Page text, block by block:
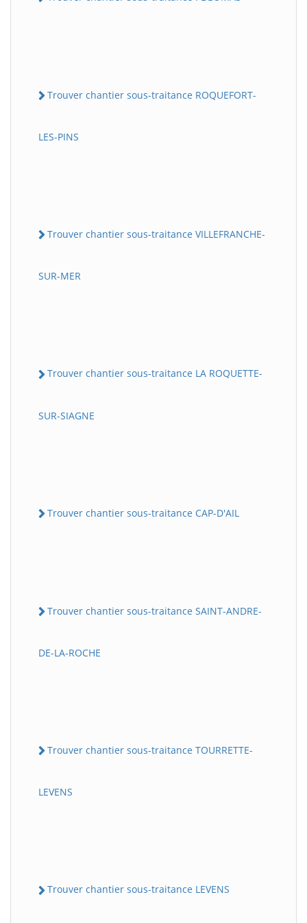
Trouver chantier sous-traitance ROQUEFORT-
LES-PINS
Trouver chantier sous-traitance VILLEFRANCHE-
SUR-MER
Trouver chantier sous-traitance LA ROQUETTE-
SUR-SIAGNE
Trouver chantier sous-traitance CAP-D'AIL
Trouver chantier sous-traitance SAINT-ANDRE-
DE-LA-ROCHE
Trouver chantier sous-traitance TOURRETTE-
LEVENS
Trouver chantier sous-traitance LEVENS